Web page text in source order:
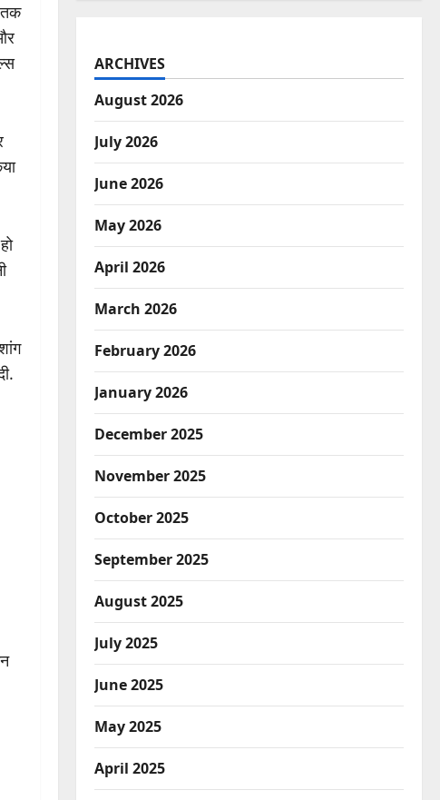
तक
ARCHIVES
August 2026
July 2026
June 2026
May 2026
April 2026
March 2026
February 2026
January 2026
December 2025
November 2025
October 2025
September 2025
August 2025
July 2025
June 2025
May 2025
April 2025